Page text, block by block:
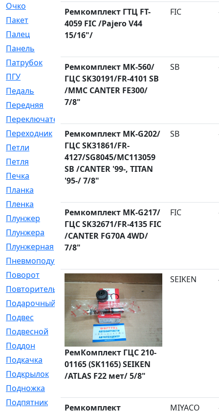
Очко
Пакет
[1]
Палец
[4]
Панель
Патрубок
[248]
ПГУ
[2]
Педаль
[3]
Передняя
Переключатель
Переходник
[4]
Петли
[23]
Петля
[3]
Печка
[3]
Планка
Пленка
[1]
Плунжер
[1]
Плунжера
[64]
Плунжерная
Пневмоподушка
Поворот
[12]
Повторитель
[86]
Подарочный
[3]
Подвес
[16]
Подвесной
[7]
Поддон
[18]
Подкачка
[5]
Подкрылок
[128]
Подножка
Подпятник
Ремкомплект ГТЦ FT-
4059 FIC /Pajero V44
15/16"/
FIC
Ремкомплект MK-560/
ГЦС SK30191/FR-4101 SB
/MMC CANTER FE300/
7/8"
SB
Ремкомплект MK-G202/
ГЦС SK31861/FR-
4127/SG8045/MC113059
SB /CANTER '99-, TITAN
'95-/ 7/8"
SB
Ремкомплект MK-G217/
ГЦС SK32671/FR-4135 FIC
/CANTER FG70A 4WD/
7/8"
FIC
РемКомплект ГЦС 210-
01165 (SK1165) SEIKEN
/ATLAS F22 мет/ 5/8"
SEIKEN
Ремкомплект
MIYACO